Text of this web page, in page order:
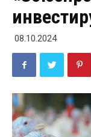
08.10.2024